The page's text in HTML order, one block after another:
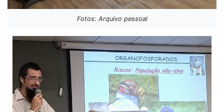
Fotos: Arquivo pessoal